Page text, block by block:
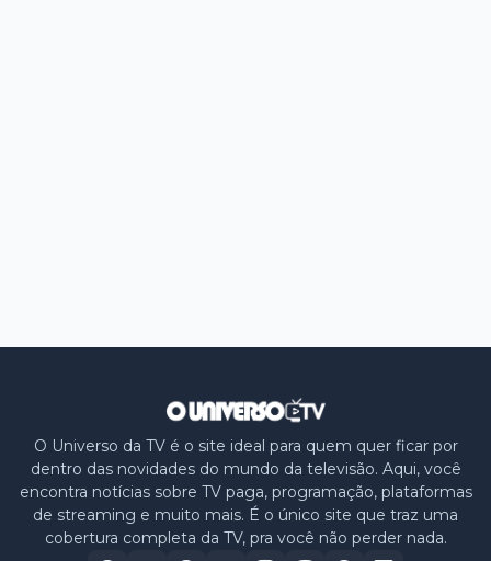
O Universo da TV é o site ideal para quem quer ficar por
dentro das novidades do mundo da televisão. Aqui, você
encontra notícias sobre TV paga, programação, plataformas
de streaming e muito mais. É o único site que traz uma
cobertura completa da TV, pra você não perder nada.